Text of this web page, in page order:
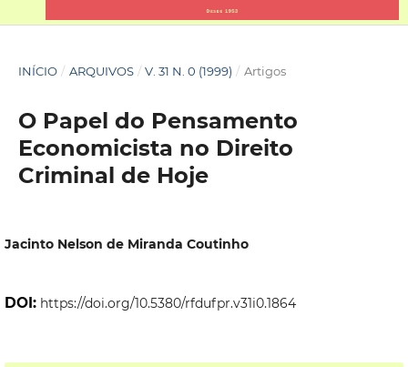
INÍCIO / ARQUIVOS / V. 31 N. 0 (1999) / Artigos
O Papel do Pensamento
Economicista no Direito
Criminal de Hoje
Jacinto Nelson de Miranda Coutinho
DOI: https://doi.org/10.5380/rfdufpr.v31i0.1864